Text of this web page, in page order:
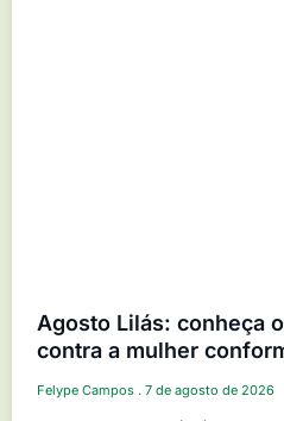
Agosto Lilás: conheça
contra a mulher
Felype Campos 7 de agosto de 2026